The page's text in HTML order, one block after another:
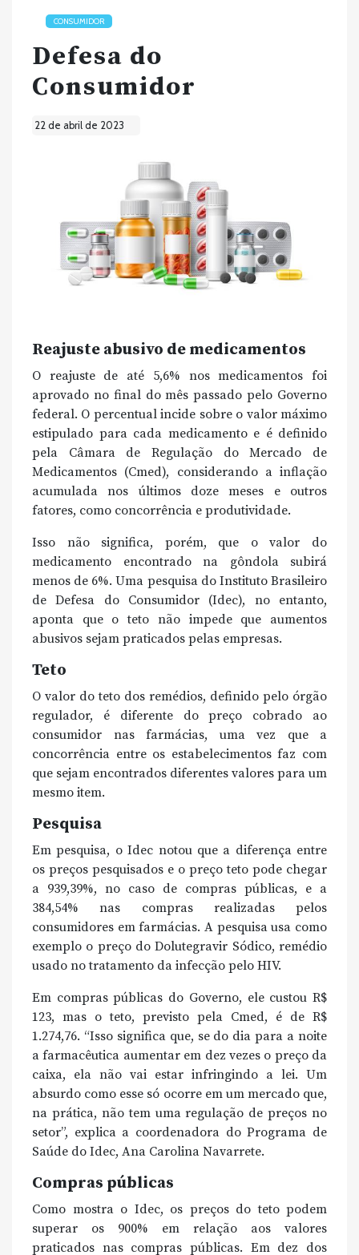
CONSUMIDOR
Defesa do
Consumidor
22 de abril de 2023
Reajuste abusivo de medicamentos
O reajuste de até 5,6% nos medicamentos foi
aprovado no final do mês passado pelo Governo
federal. O percentual incide sobre o valor máximo
estipulado para cada medicamento e é definido
pela Câmara de Regulação do Mercado de
Medicamentos (Cmed), considerando a inflação
acumulada nos últimos doze meses e outros
fatores, como concorrência e produtividade.
Isso não significa, porém, que o valor do
medicamento encontrado na gôndola subirá
menos de 6%. Uma pesquisa do Instituto Brasileiro
de Defesa do Consumidor (Idec), no entanto,
aponta que o teto não impede que aumentos
abusivos sejam praticados pelas empresas.
Teto
O valor do teto dos remédios, definido pelo órgão
regulador, é diferente do preço cobrado ao
consumidor nas farmácias, uma vez que a
concorrência entre os estabelecimentos faz com
que sejam encontrados diferentes valores para um
mesmo item.
Pesquisa
Em pesquisa, o Idec notou que a diferença entre
os preços pesquisados e o preço teto pode chegar
a 939,39%, no caso de compras públicas, e a
384,54% nas compras realizadas pelos
consumidores em farmácias. A pesquisa usa como
exemplo o preço do Dolutegravir Sódico, remédio
usado no tratamento da infecção pelo HIV.
Em compras públicas do Governo, ele custou R$
123, mas o teto, previsto pela Cmed, é de R$
1.274,76. “Isso significa que, se do dia para a noite
a farmacêutica aumentar em dez vezes o preço da
caixa, ela não vai estar infringindo a lei. Um
absurdo como esse só ocorre em um mercado que,
na prática, não tem uma regulação de preços no
setor”, explica a coordenadora do Programa de
Saúde do Idec, Ana Carolina Navarrete.
Compras públicas
Como mostra o Idec, os preços do teto podem
superar os 900% em relação aos valores
praticados nas compras públicas. Em dez dos